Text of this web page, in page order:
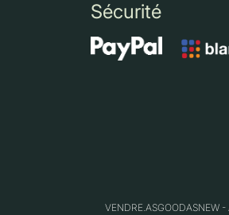
Sécurité